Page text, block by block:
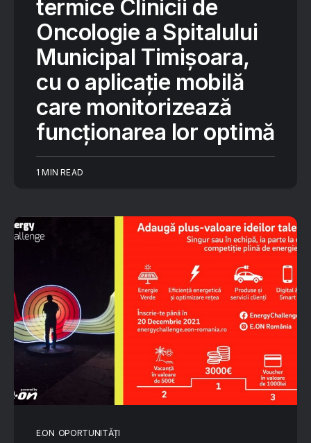
termice Clinicii de
Oncologie a Spitalului
Municipal Timișoara,
cu o aplicație mobilă
care monitorizează
funcționarea lor optimă
1 MIN READ
E.ON OPORTUNITĂȚI